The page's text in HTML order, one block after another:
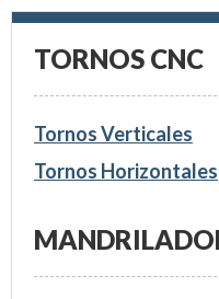
TORNOS CNC
Tornos Verticales
Tornos Horizontales